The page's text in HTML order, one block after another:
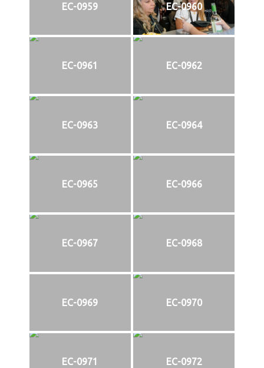
EC-0959 EC-0960
EC-0961 EC-0962
EC-0963 EC-0964
EC-0965 EC-0966
EC-0967 EC-0968
EC-0969 EC-0970
EC-0971 EC-0972